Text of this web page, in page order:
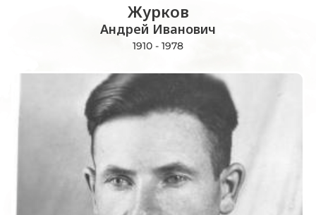
Журков
Андрей Иванович
1910 - 1978